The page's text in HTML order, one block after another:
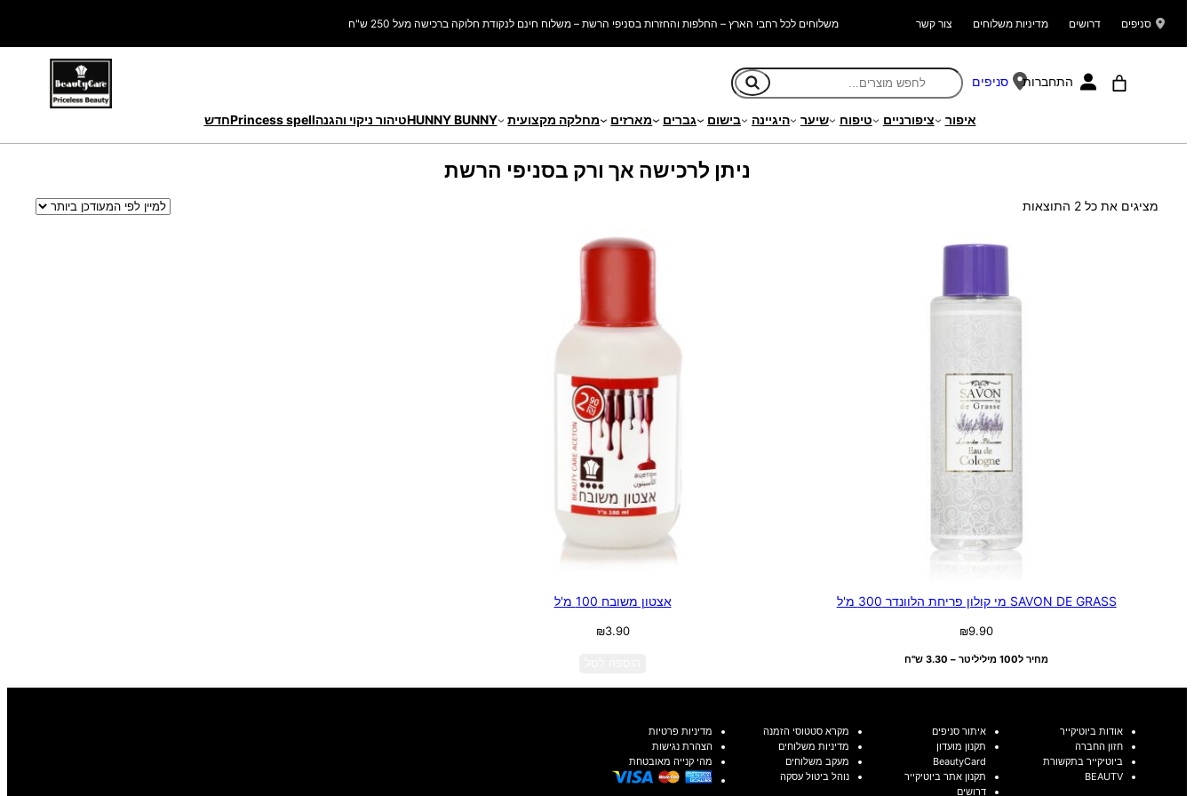
סניפים דרושים מדיניות משלוחים צור קשר משלוחים לכל רחבי הארץ – החלפות והחזרות בסניפי הרשת – משלוח חינם לנקודת חלוקה ברכישה מעל 250 ש"ח
התחברות סניפים
איפור ציפורניים טיפוח שיער היגיינה בישום גברים מארזים מחלקה מקצועית HUNNY BUNNYטיהור ניקוי והגנהPrincess spellחדש
ניתן לרכישה אך ורק בסניפי הרשת
מציגים את כל ⁦2⁩ התוצאות
ממוין
הפריט
SAVON DE GRASS מי קולון פריחת הלוונדר 300 מ'ל
₪9.90
מחיר ל100 מיליליטר – 3.30 ש"ח
אצטון משובח 100 מ'ל
₪3.90
אודות ביוטיקייר
חזון החברה
ביוטיקייר בתקשורת
BEAUTV
איתור סניפים
תקנון מועדון
BeautyCard
תקנון אתר ביוטיקייר
דרושים
מקרא סטטוסי הזמנה
מדיניות משלוחים
מעקב משלוחים
נוהל ביטול עסקה
מדיניות פרטיות
הצהרת נגישות
מהי קנייה מאובטחת